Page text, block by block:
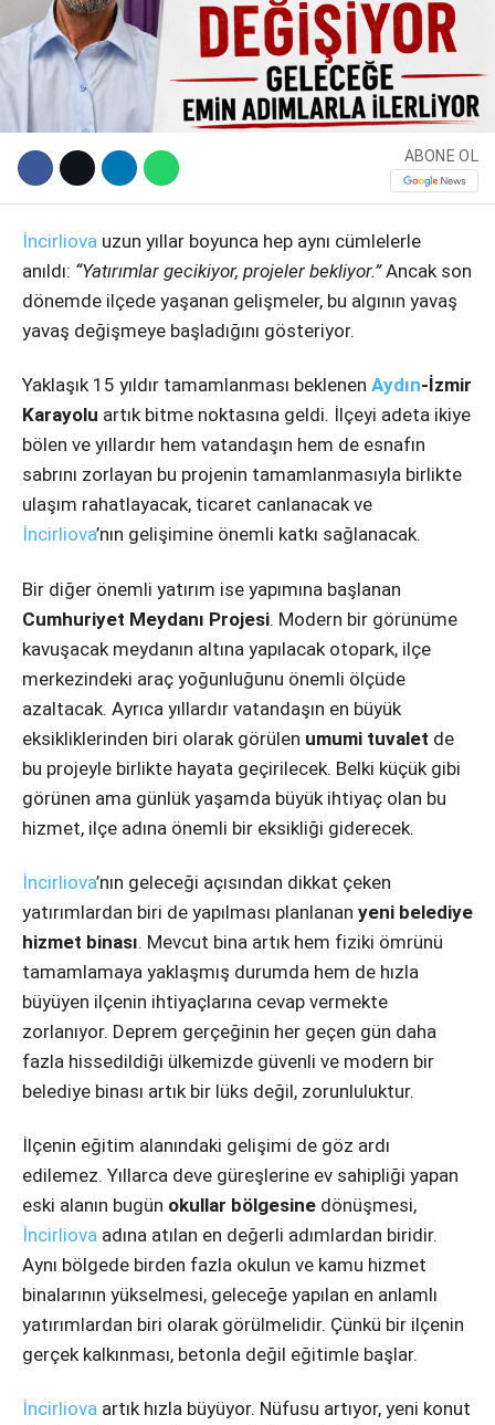
WhatsApp İhbar Hattı
Facebook
Instagram
ABONE OL
İncirliova uzun yıllar boyunca hep aynı cümlelerle
anıldı: “Yatırımlar gecikiyor, projeler bekliyor.”Ancak son
dönemde ilçede yaşanan gelişmeler, bu algının yavaş
yavaş değişmeye başladığını gösteriyor.
Yaklaşık 15 yıldır tamamlanması beklenen Aydın-İzmir
Karayolu artık bitme noktasına geldi. İlçeyi adeta ikiye
bölen ve yıllardır hem vatandaşın hem de esnafın
sabrını zorlayan bu projenin tamamlanmasıyla birlikte
ulaşım rahatlayacak, ticaret canlanacak ve
İncirliova’nın gelişimine önemli katkı sağlanacak.
Bir diğer önemli yatırım ise yapımına başlanan
Cumhuriyet Meydanı Projesi. Modern bir görünüme
kavuşacak meydanın altına yapılacak otopark, ilçe
merkezindeki araç yoğunluğunu önemli ölçüde
azaltacak. Ayrıca yıllardır vatandaşın en büyük
eksikliklerinden biri olarak görülen umumi tuvalet de
bu projeyle birlikte hayata geçirilecek. Belki küçük gibi
görünen ama günlük yaşamda büyük ihtiyaç olan bu
hizmet, ilçe adına önemli bir eksikliği giderecek.
İncirliova’nın geleceği açısından dikkat çeken
yatırımlardan biri de yapılması planlanan yeni belediye
hizmet binası. Mevcut bina artık hem fiziki ömrünü
tamamlamaya yaklaşmış durumda hem de hızla
büyüyen ilçenin ihtiyaçlarına cevap vermekte
zorlanıyor. Deprem gerçeğinin her geçen gün daha
fazla hissedildiği ülkemizde güvenli ve modern bir
belediye binası artık bir lüks değil, zorunluluktur.
İlçenin eğitim alanındaki gelişimi de göz ardı
edilemez. Yıllarca deve güreşlerine ev sahipliği yapan
eski alanın bugün okullar bölgesine dönüşmesi,
İncirliova adına atılan en değerli adımlardan biridir.
Aynı bölgede birden fazla okulun ve kamu hizmet
binalarının yükselmesi, geleceğe yapılan en anlamlı
yatırımlardan biri olarak görülmelidir. Çünkü bir ilçenin
gerçek kalkınması, betonla değil eğitimle başlar.
İncirliova artık hızla büyüyor. Nüfusu artıyor, yeni konut